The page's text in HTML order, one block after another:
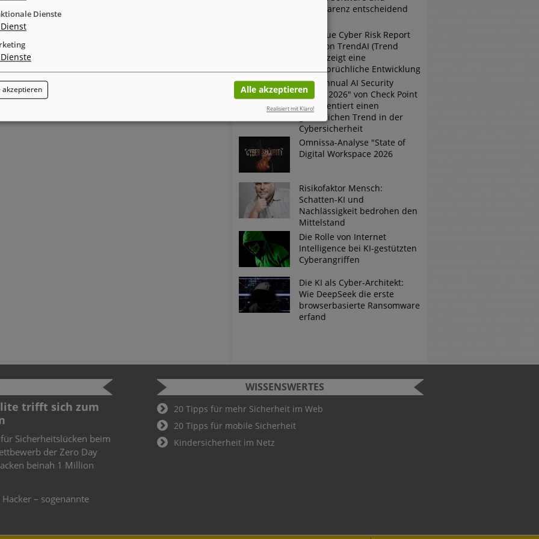
Transparenz entscheidend
Der neue Cyber Risk Report
2026 von TrendAI (Trend
Micro) zeigt eine
widersprüchliche Entwicklung
Der "Annual AI Security
Report 2026" von Check Point
dokumentiert einen
gefährlichen Trend in der
Cybersicherheit
Omnissa-Analyse "State of
Digital Workspace 2026
Risikofaktor Mensch:
Schatten-KI und
Nachlässigkeit bedrohen den
Mittelstand
Die Rolle von Internet
Intelligence bei KI-gestützten
Cyberangriffen
Die KI als Cyber-Architekt:
Wie DeepSeek die erste
browserbasierte Ransomware
erfand
trifft sich zum
Sicherheitslücken beim
der Zero Day
beinah 1 Million
Hacker – sogenannte
Cyber Security Challenge
2022
Schüler und Studenten können bei der
WISSENSWERTES
20 Tipps für mehr Sicherheit im Web
20 Tipps für mobile Sicherheit
Kindersicherheit im Netz
Dienste
Dienst
Dienste
akzeptieren Alle akzeptieren
Realisiert mit Klaro!